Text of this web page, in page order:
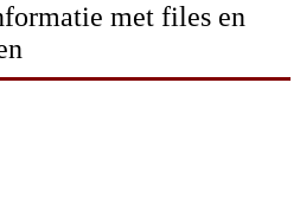
met files en